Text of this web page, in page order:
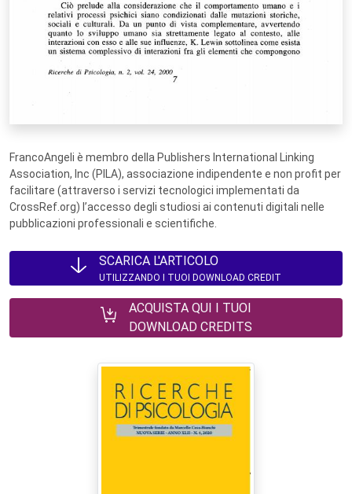
FrancoAngeli è membro della Publishers International Linking
Association, Inc (PILA), associazione indipendente e non profit per
facilitare (attraverso i servizi tecnologici implementati da
CrossRef.org) l’accesso degli studiosi ai contenuti digitali nelle
pubblicazioni professionali e scientifiche.
SCARICA L'ARTICOLO
UTILIZZANDO I TUOI DOWNLOAD CREDIT
ACQUISTA QUI I TUOI
DOWNLOAD CREDITS